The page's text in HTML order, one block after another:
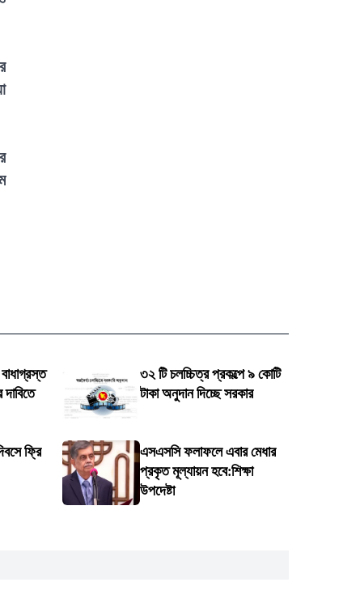
৩২ টি চলচ্চিত্র প্রকল্পে ৯ কোটি
টাকা অনুদান দিচ্ছে সরকার
ফ্রি
এসএসসি ফলাফলে এবার মেধার
প্রকৃত মূল্যায়ন হবে:শিক্ষা
উপদেষ্টা